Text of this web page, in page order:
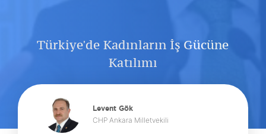
Türkiye'de Kadınların İş Gücüne
Katılımı
Levent Gök
CHP Ankara Milletvekili